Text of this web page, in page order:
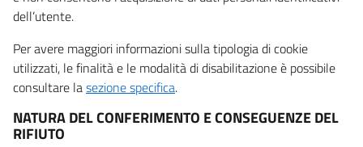
dell’utente.
Per avere maggiori informazioni sulla tipologia di cookie
utilizzati, le finalità e le modalità di disabilitazione è possibile
consultare lasezione specifica.
NATURA DEL CONFERIMENTO E CONSEGUENZE DEL
RIFIUTO